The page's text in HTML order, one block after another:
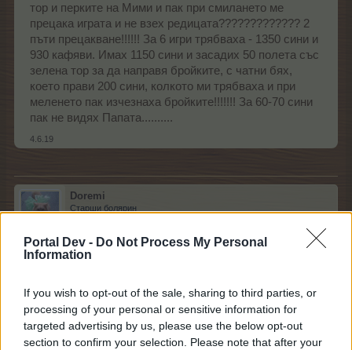
Portal Dev - Do Not Process My Personal
Information
If you wish to opt-out of the sale, sharing to third parties, or
processing of your personal or sensitive information for
targeted advertising by us, please use the below opt-out
section to confirm your selection. Please note that after your
тор и перките на Мими и пак при смилането ме
прецака играта и не взех редицата????????????? 2
пъти прецакване!!!!!! За 6 игри трябваха - 1350 сини и
930 кафяви. Имах 1150 сини и засадих 50 полета със
зелена тор за да направя бройките, с чатни бях,
което прави 200 сини, колкото ми трябваха и при
меленето пак изчезнаха бройките!!!!!!! За 60-70 сини
пак не видях Папата..........
4.6.19
Doremi
Старши болярин
petkakokoshkova каза:
бройките които трябваше да обера(повече от
необходимото)защо при смилането ми изчезваха и се
наложи да садя отново точните бройки със супер тор и
перките на Мими и пак при смилането ме прецака играта
и не взех редицата????????????? 2 пъти прецакване!!!!!!